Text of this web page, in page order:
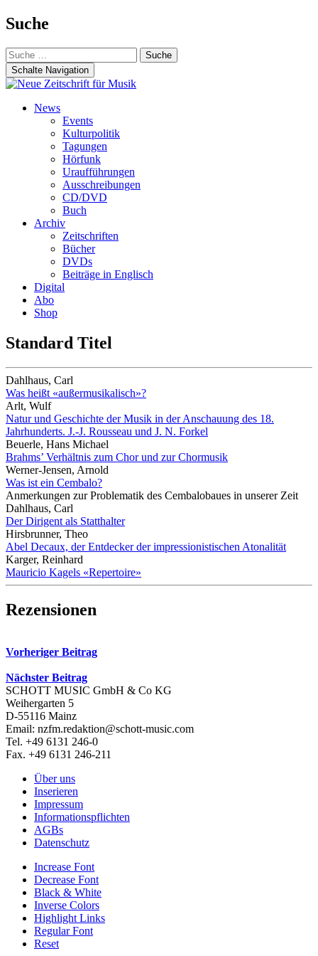
Suche
Suche
nach:
Schalte Navigation
Zum
News
Events
Kulturpolitik
Tagungen
Hörfunk
Uraufführungen
Ausschreibungen
CD/DVD
Buch
Archiv
Zeitschriften
Bücher
DVDs
Beiträge in Englisch
Digital
Abo
Shop
Standard Titel
Dahlhaus, Carl
Was heißt «außermusikalisch»?
Arlt, Wulf
Natur und Geschichte der Musik in der Anschauung des 18.
Jahrhunderts. J.-J. Rousseau und J. N. Forkel
Beuerle, Hans Michael
Brahms’ Verhältnis zum Chor und zur Chormusik
Werner-Jensen, Arnold
Was ist ein Cembalo?
Anmerkungen zur Problematik des Cembalobaues in unserer Zeit
Dahlhaus, Carl
Der Dirigent als Statthalter
Hirsbrunner, Theo
Abel Decaux, der Entdecker der impressionistischen Atonalität
Karger, Reinhard
Mauricio Kagels «Repertoire»
Rezensionen
Navigation
Vorheriger Beitrag
Nächster Beitrag
SCHOTT MUSIC GmbH & Co KG
Weihergarten 5
D-55116 Mainz
Email: nzfm.redaktion@schott-music.com
Tel. +49 6131 246-0
Fax. +49 6131 246-211
Über uns
Inserieren
Impressum
Informationspflichten
AGBs
Datenschutz
Increase Font
Decrease Font
Black & White
Inverse Colors
Highlight Links
Regular Font
Reset